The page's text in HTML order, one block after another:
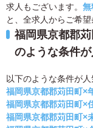
求人もございます。 無
と、全求人からご希
福岡県京都郡
のような条件
以下のような条件が人
福岡県京都郡苅田町×
福岡県京都郡苅田町×
福岡県京都郡苅田町×